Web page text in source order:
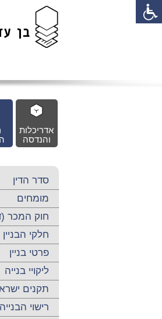
אדריכלות
והנדסה
סדר הדין
מומחים
חוק המכר
חלקי הבניין
פרטי בניין
ליקויי בנייה
תקנים
רישוי הבנייה